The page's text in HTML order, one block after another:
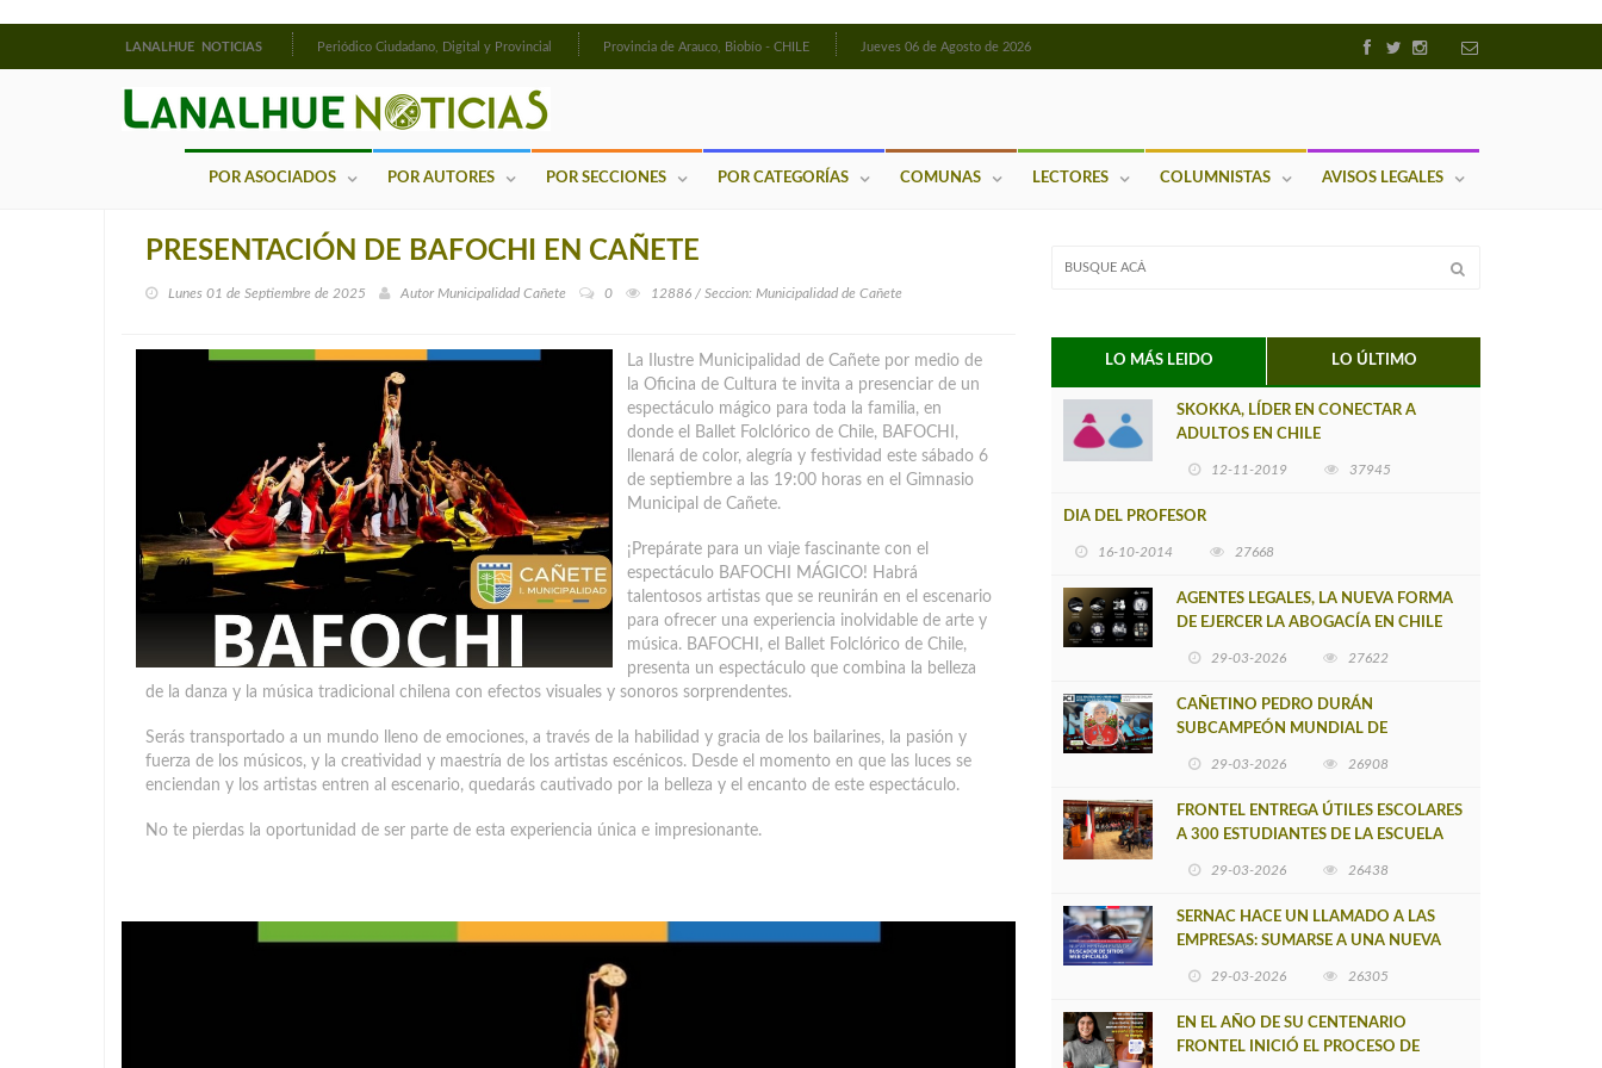
LANALHUE NOTICIAS Periódico Ciudadano, Digital y Provincial Provincia de Arauco, Biobío - CHILE Jueves 06 de Agosto de 2026
POR ASOCIADOS POR AUTORES POR SECCIONES POR CATEGORÍAS COMUNAS LECTORES COLUMNISTAS AVISOS LEGALES
PRESENTACIÓN DE BAFOCHI EN CAÑETE
Lunes 01 de Septiembre de 2025 Autor Municipalidad Cañete 0 12886 / Seccion: Municipalidad de Cañete
La Ilustre Municipalidad de Cañete por medio de
la Oficina de Cultura te invita a presenciar de un
espectáculo mágico para toda la familia, en
donde el Ballet Folclórico de Chile, BAFOCHI,
llenará de color, alegría y festividad este sábado 6
de septiembre a las 19:00 horas en el Gimnasio
Municipal de Cañete.
¡Prepárate para un viaje fascinante con el
espectáculo BAFOCHI MÁGICO! Habrá
talentosos artistas que se reunirán en el escenario
para ofrecer una experiencia inolvidable de arte y
música. BAFOCHI, el Ballet Folclórico de Chile,
presenta un espectáculo que combina la belleza
de la danza y la música tradicional chilena con efectos visuales y sonoros sorprendentes.
Serás transportado a un mundo lleno de emociones, a través de la habilidad y gracia de los bailarines, la pasión y
fuerza de los músicos, y la creatividad y maestría de los artistas escénicos. Desde el momento en que las luces se
enciendan y los artistas entren al escenario, quedarás cautivado por la belleza y el encanto de este espectáculo.
No te pierdas la oportunidad de ser parte de esta experiencia única e impresionante.
LO MÁS LEIDO LO ÚLTIMO
SKOKKA, LÍDER EN CONECTAR A
ADULTOS EN CHILE
12-11-2019 37945
DIA DEL PROFESOR
16-10-2014 27668
AGENTES LEGALES, LA NUEVA FORMA
DE EJERCER LA ABOGACÍA EN CHILE
29-03-2026 27622
CAÑETINO PEDRO DURÁN
SUBCAMPEÓN MUNDIAL DE
29-03-2026 26908
FRONTEL ENTREGA ÚTILES ESCOLARES
A 300 ESTUDIANTES DE LA ESCUELA
29-03-2026 26438
SERNAC HACE UN LLAMADO A LAS
EMPRESAS: SUMARSE A UNA NUEVA
29-03-2026 26305
EN EL AÑO DE SU CENTENARIO
FRONTEL INICIÓ EL PROCESO DE